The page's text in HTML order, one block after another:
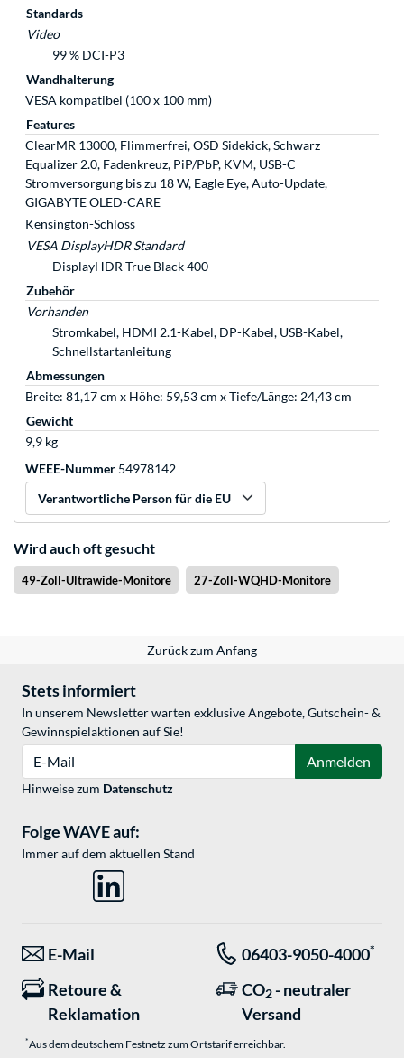
Standards
Video
99 % DCI-P3
Wandhalterung
VESA kompatibel (100 x 100 mm)
Features
ClearMR 13000, Flimmerfrei, OSD Sidekick, Schwarz
Equalizer 2.0, Fadenkreuz, PiP/PbP, KVM, USB-C
Stromversorgung bis zu 18 W, Eagle Eye, Auto-Update,
GIGABYTE OLED-CARE
Kensington-Schloss
VESA DisplayHDR Standard
DisplayHDR True Black 400
Zubehör
Vorhanden
Stromkabel, HDMI 2.1-Kabel, DP-Kabel, USB-Kabel,
Schnellstartanleitung
Abmessungen
Breite: 81,17 cm x Höhe: 59,53 cm x Tiefe/Länge: 24,43 cm
Gewicht
9,9 kg
WEEE-Nummer 54978142
Verantwortliche Person für die EU
Wird auch oft gesucht
49-Zoll-Ultrawide-Monitore 27-Zoll-WQHD-Monitore
Zurück zum Anfang
Stets informiert
In unserem Newsletter warten exklusive Angebote, Gutschein- &
Gewinnspielaktionen auf Sie!
Anmelden
Hinweise zum Datenschutz
Folge WAVE auf:
Immer auf dem aktuellen Stand
E-Mail 06403-9050-4000*
Retoure &
Reklamation
CO2 - neutraler
Versand
*Aus dem deutschem Festnetz zum Ortstarif erreichbar.